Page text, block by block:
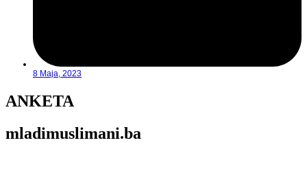
8 Maja, 2023
ANKETA
mladimuslimani.ba